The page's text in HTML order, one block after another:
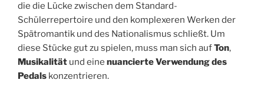
die die Lücke zwischen dem Standard-
Schülerrepertoire und den komplexeren Werken der
Spätromantik und des Nationalismus schließt. Um
diese Stücke gut zu spielen, muss man sich aufTon,
Musikalität und eine nuancierte Verwendung des
Pedals konzentrieren.